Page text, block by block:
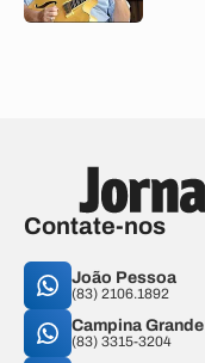
Contate-nos
João Pessoa
(83) 2106.1892
Campina Grande
(83) 3315-3204